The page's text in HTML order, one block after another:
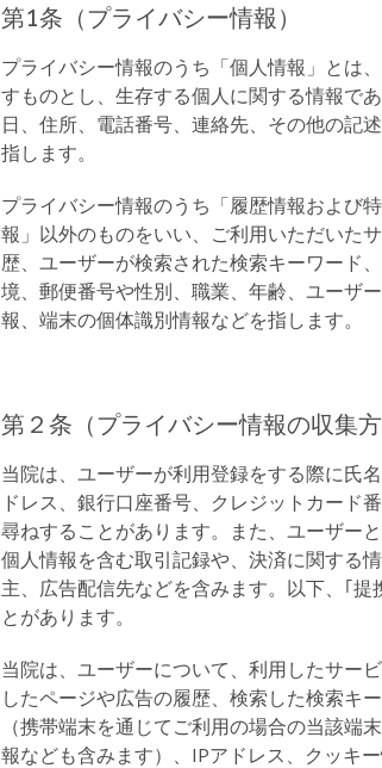
第1条（プライバシー情報）
プライバシー情報のうち「個人情報」とは
すものとし、生存する個人に関する情報で
日、住所、電話番号、連絡先、その他の記
指します。
プライバシー情報のうち「履歴情報および
報」以外のものをいい、ご利用いただいた
歴、ユーザーが検索された検索キーワード
境、郵便番号や性別、職業、年齢、ユーザ
報、端末の個体識別情報などを指します。
第２条（プライバシー情報の収集方
当院は、ユーザーが利用登録をする際に氏
ドレス、銀行口座番号、クレジットカード
尋ねすることがあります。また、ユーザー
個人情報を含む取引記録や、決済に関する
主、広告配信先などを含みます。以下、｢
とがあります。
当院は、ユーザーについて、利用したサー
したページや広告の履歴、検索した検索キ
（携帯端末を通じてご利用の場合の当該端
報なども含みます）、IPアドレス、クッキ